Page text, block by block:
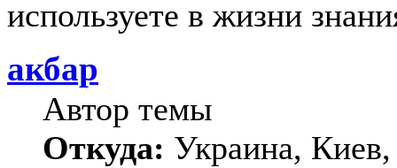
используете в жизни
акбар
Автор темы
Откуда: Украина,